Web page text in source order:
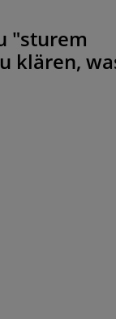
"sturem
klären,